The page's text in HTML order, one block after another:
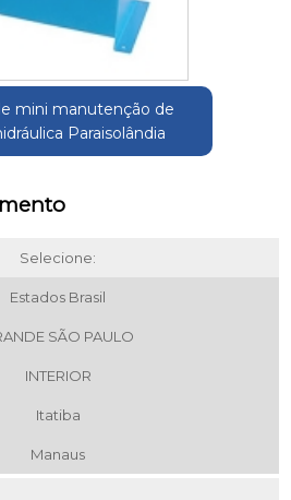
mini manutenção de
Paraisolândia
Selecione:
Estados Brasil
SÃO PAULO
INTERIOR
Itatiba
Manaus